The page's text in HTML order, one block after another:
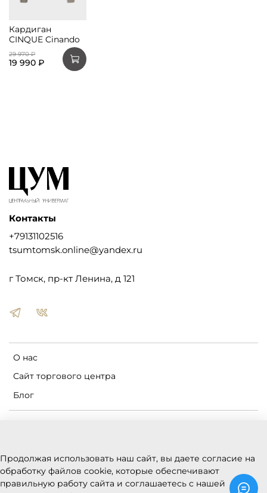
Кардиган
CINQUE Cinando
29 970 ₽
19 990 ₽
О нас
Сайт торгового центра
Блог
Условия обмена и возврата
Реквизиты
Контакты
+79131102516
tsumtomsk.online@yandex.ru
г Томск, пр-кт Ленина, д 121
Продолжая использовать наш сайт, вы даете согласие на
обработку файлов cookie, которые обеспечивают
правильную работу сайта и соглашаетесь с нашей